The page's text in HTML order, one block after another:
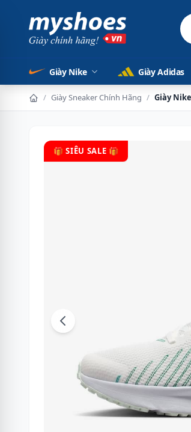
Giày Nike Giày Adidas
/ Giày Sneaker Chính Hãng / Giày
🎁 SIÊU SALE 🎁